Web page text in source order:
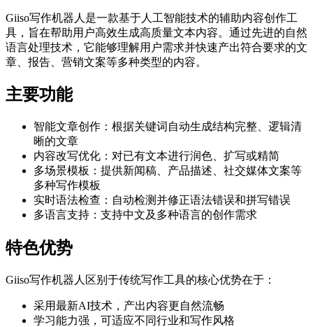
Giiso写作机器人是一款基于人工智能技术的辅助内容创作工
具，旨在帮助用户高效生成高质量文本内容。通过先进的自然
语言处理技术，它能够理解用户需求并快速产出符合要求的文
章、报告、营销文案等多种类型的内容。
主要功能
智能文章创作：根据关键词自动生成结构完整、逻辑清
晰的文章
内容改写优化：对已有文本进行润色、扩写或精简
多场景模板：提供新闻稿、产品描述、社交媒体文案等
多种写作模板
实时语法检查：自动检测并修正语法错误和拼写错误
多语言支持：支持中文及多种语言的创作需求
特色优势
Giiso写作机器人区别于传统写作工具的核心优势在于：
采用最新AI技术，产出内容更自然流畅
学习能力强，可适应不同行业和写作风格